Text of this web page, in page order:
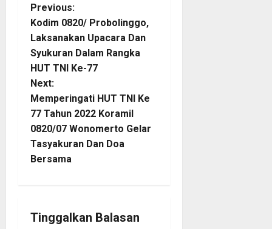
P
o
s
t
n
a
v
g
Previous:
Kodim 0820/ Probolinggo,
Laksanakan Upacara Dan
Syukuran Dalam Rangka
HUT TNI Ke-77
Next:
Memperingati HUT TNI Ke
77 Tahun 2022 Koramil
0820/07 Wonomerto Gelar
Tasyakuran Dan Doa
Bersama
Tinggalkan Balasan